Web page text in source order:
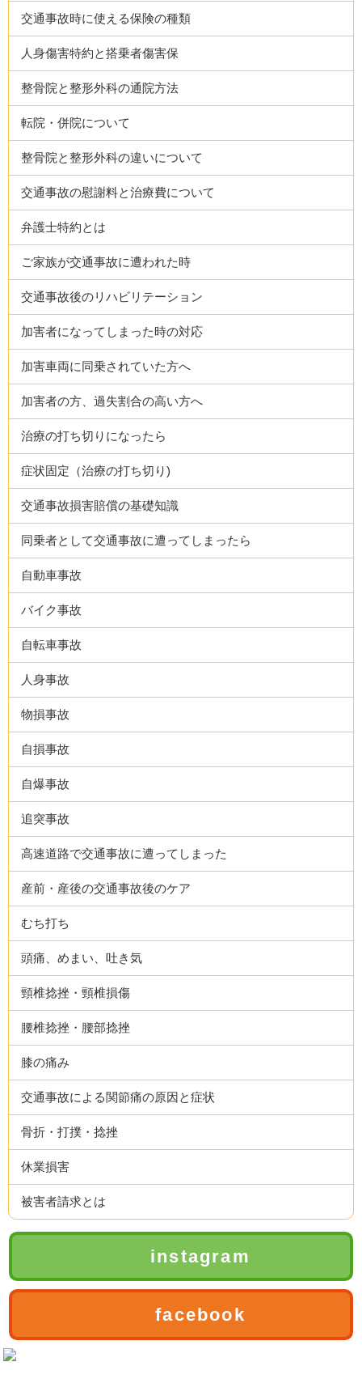
交通事故時に使える保険の種類
人身傷害特約と搭乗者傷害保
整骨院と整形外科の通院方法
転院・併院について
整骨院と整形外科の違いについて
交通事故の慰謝料と治療費について
弁護士特約とは
ご家族が交通事故に遭われた時
交通事故後のリハビリテーション
加害者になってしまった時の対応
加害車両に同乗されていた方へ
加害者の方、過失割合の高い方へ
治療の打ち切りになったら
症状固定（治療の打ち切り)
交通事故損害賠償の基礎知識
同乗者として交通事故に遭ってしまったら
自動車事故
バイク事故
自転車事故
人身事故
物損事故
自損事故
自爆事故
追突事故
高速道路で交通事故に遭ってしまった
産前・産後の交通事故後のケア
むち打ち
頭痛、めまい、吐き気
頸椎捻挫・頸椎損傷
腰椎捻挫・腰部捻挫
膝の痛み
交通事故による関節痛の原因と症状
骨折・打撲・捻挫
休業損害
被害者請求とは
instagram
facebook